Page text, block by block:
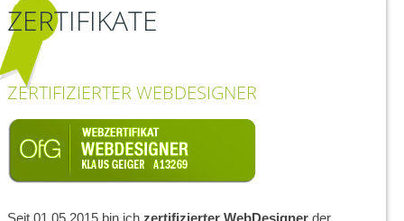
ZERTIFIKATE
ZERTIFIZIERTER WEBDESIGNER
Seit 01.05.2015 bin ich zertifizierter WebDesigner der